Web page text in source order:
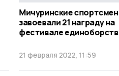
Мичуринские
завоевали 21 награду на
фестивале единоборств
21 февраля 2022, 11:59